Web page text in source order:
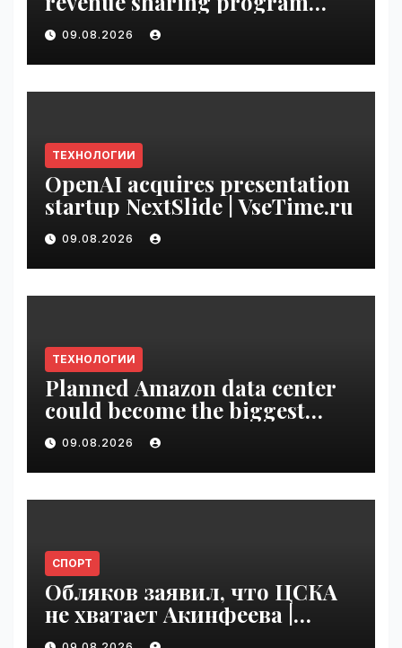
with Original Content
Rewards | VseTime.ru
09.08.2026
ТЕХНОЛОГИИ
OpenAI acquires presentation
startup NextSlide | VseTime.ru
09.08.2026
ТЕХНОЛОГИИ
Planned Amazon data center
could become the biggest
climate polluter in the U.S. |
VseTime.ru
09.08.2026
СПОРТ
Обляков заявил, что ЦСКА
не хватает Акинфеева |
VseTime.ru